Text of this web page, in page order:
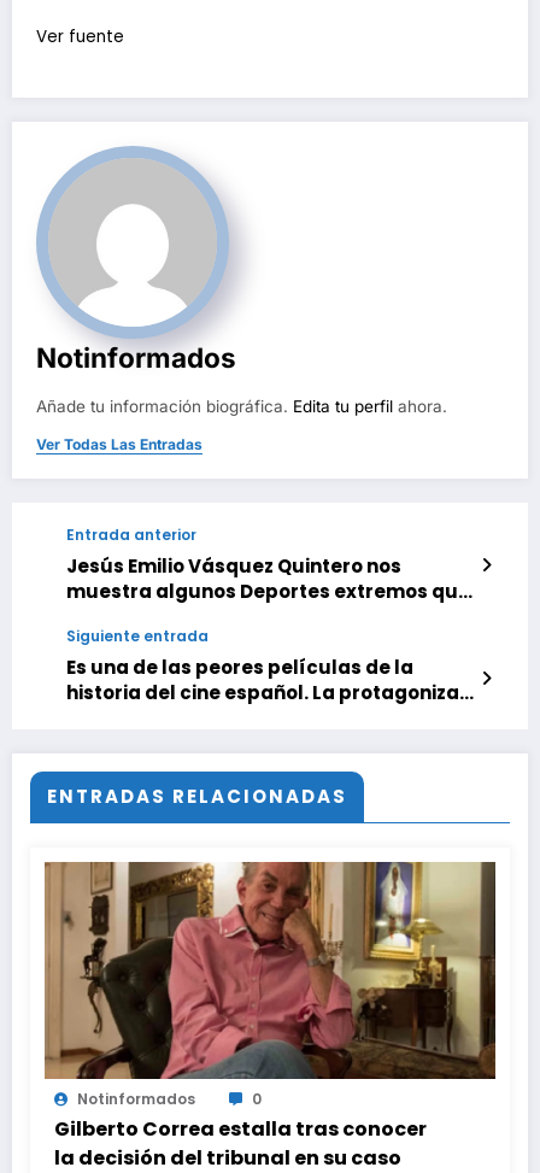
Ver fuente
Notinformados
Añade tu información biográfica. Edita tu perfil ahora.
Ver Todas Las Entradas
Entrada anterior
Jesús Emilio Vásquez Quintero nos
muestra algunos Deportes extremos que
Siguiente entrada
Es una de las peores películas de la
historia del cine español. La protagonizan
ENTRADAS RELACIONADAS
Notinformados 0
Gilberto Correa estalla tras conocer
la decisión del tribunal en su caso